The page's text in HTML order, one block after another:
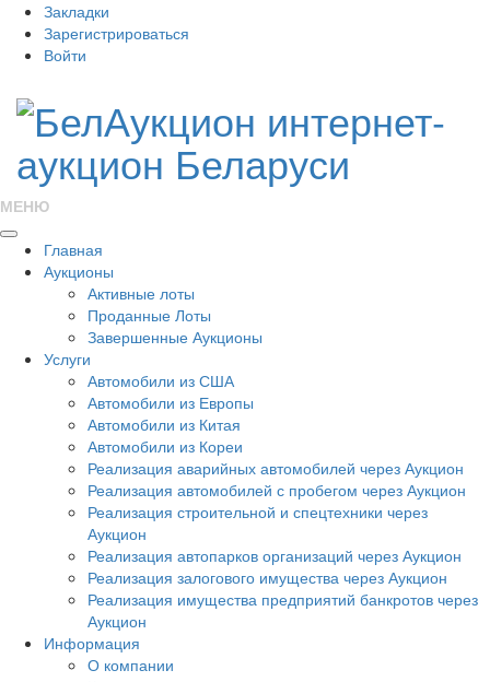
Закладки
Зарегистрироваться
Войти
МЕНЮ
Главная
Аукционы
Активные лоты
Проданные Лоты
Завершенные Аукционы
Услуги
Автомобили из США
Автомобили из Европы
Автомобили из Китая
Автомобили из Кореи
Реализация аварийных автомобилей через Аукцион
Реализация автомобилей с пробегом через Аукцион
Реализация строительной и спецтехники через
Аукцион
Реализация автопарков организаций через Аукцион
Реализация залогового имущества через Аукцион
Реализация имущества предприятий банкротов через
Аукцион
Информация
О компании